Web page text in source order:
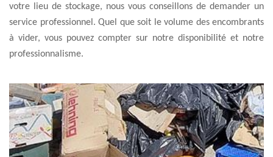
votre lieu de stockage, nous vous conseillons de demander un
service professionnel. Quel que soit le volume des encombrants
à vider, vous pouvez compter sur notre disponibilité et notre
professionnalisme.